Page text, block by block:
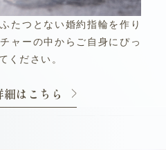
たつとない婚約指輪を作り
ャーの中からご自身にぴっ
ください。
はこちら